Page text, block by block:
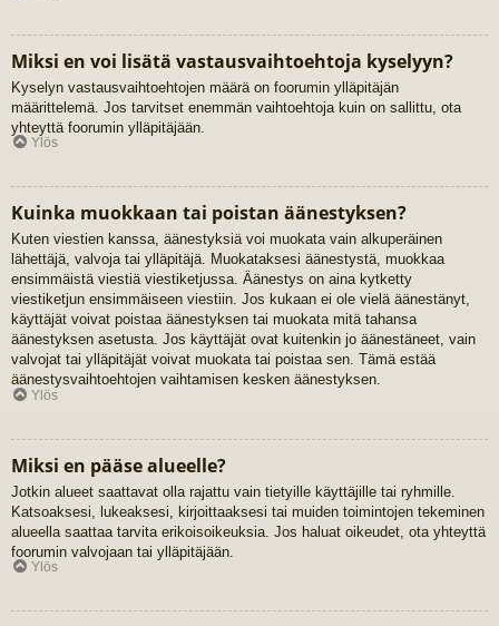
Miksi en voi lisätä vastausvaihtoehtoja kyselyyn?
Kyselyn vastausvaihtoehtojen määrä on foorumin ylläpitäjän
määrittelemä. Jos tarvitset enemmän vaihtoehtoja kuin on sallittu, ota
yhteyttä foorumin ylläpitäjään.
Ylös
Kuinka muokkaan tai poistan äänestyksen?
Kuten viestien kanssa, äänestyksiä voi muokata vain alkuperäinen
lähettäjä, valvoja tai ylläpitäjä. Muokataksesi äänestystä, muokkaa
ensimmäistä viestiä viestiketjussa. Äänestys on aina kytketty
viestiketjun ensimmäiseen viestiin. Jos kukaan ei ole vielä äänestänyt,
käyttäjät voivat poistaa äänestyksen tai muokata mitä tahansa
äänestyksen asetusta. Jos käyttäjät ovat kuitenkin jo äänestäneet, vain
valvojat tai ylläpitäjät voivat muokata tai poistaa sen. Tämä estää
äänestysvaihtoehtojen vaihtamisen kesken äänestyksen.
Ylös
Miksi en pääse alueelle?
Jotkin alueet saattavat olla rajattu vain tietyille käyttäjille tai ryhmille.
Katsoaksesi, lukeaksesi, kirjoittaaksesi tai muiden toimintojen tekeminen
alueella saattaa tarvita erikoisoikeuksia. Jos haluat oikeudet, ota yhteyttä
foorumin valvojaan tai ylläpitäjään.
Ylös